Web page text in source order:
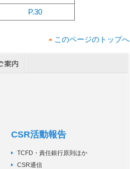
P.30
このページのトップへ
CSR活動報告
TCFD・責任銀行原則ほか
CSR通信